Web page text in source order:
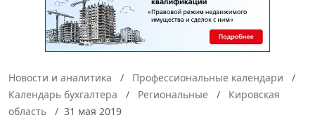
Новости и аналитика
Профессиональные календари
Календарь бухгалтера
Региональные
Кировская
область
31 мая 2019